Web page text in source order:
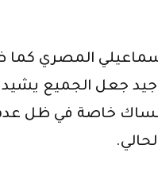
المصري كما
جعل الجميع يشيد
خاصة في ظل